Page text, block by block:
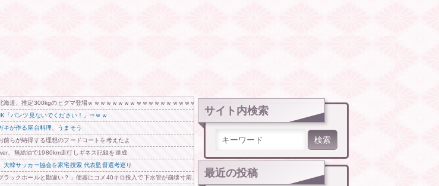
ｗｗｗｗｗｗｗｗ
海道、推定300kgのヒグマ登場ｗｗｗｗｗｗｗｗｗｗｗｗｗｗｗｗｗｗｗｗ
「パンツ見ないでください！」⇒ｗｗ
キが作る屋台料理、うまそう
前らが納得する理想のフードコートを考えたよ
、無給油で1980km走行しギネス記録を達成
大韓サッカー協会を家宅捜索 代表監督選考巡り
ラックホールと勘違い？」便器にコメ40キロ投入で下水管が崩壊寸前…韓国のマンションで起きた“非常識”
サイト内検索
最近の投稿